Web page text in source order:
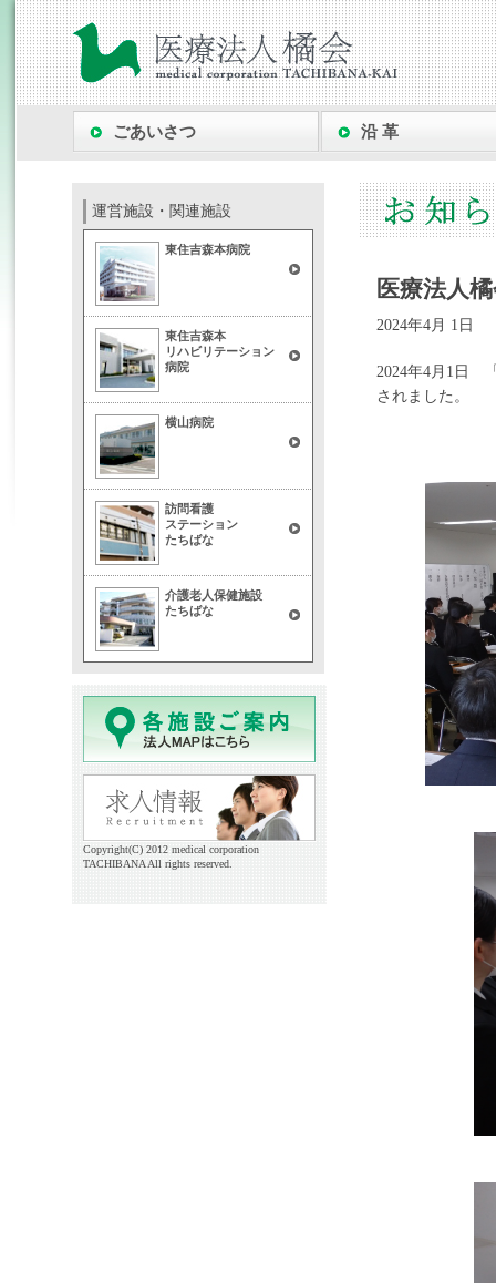
ごあいさつ 沿 革
運営施設・関連施設
東住吉森本病院
東住吉森本
リハビリテーション
病院
横山病院
訪問看護
ステーション
たちばな
介護老人保健施設
たちばな
Copyright(C) 2012 medical corporation
TACHIBANA All rights reserved.
医療法人
2024年4月 1日
2024年4月1日
されました。